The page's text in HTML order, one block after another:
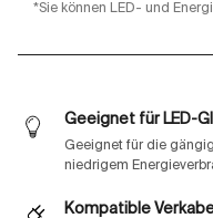
*Sie können LED- und
Geeignet für LED-
Geeignet für die
niedrigem
Kompatible